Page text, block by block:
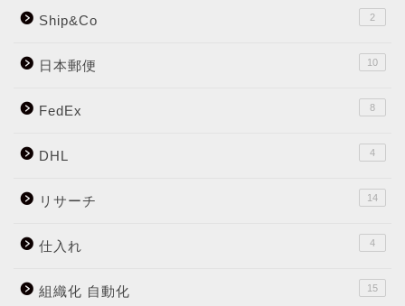
Ship&Co 2
日本郵便 10
FedEx 8
DHL 4
リサーチ 14
仕入れ 4
組織化 自動化 15